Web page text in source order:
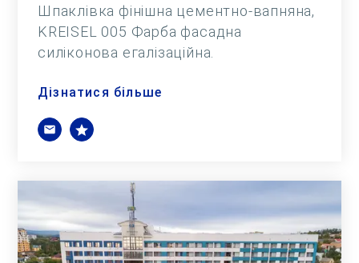
Шпаклівка фінішна цементно-вапняна,
KREISEL 005 Фарба фасадна
силіконова егалізаційна.
Дізнатися більше